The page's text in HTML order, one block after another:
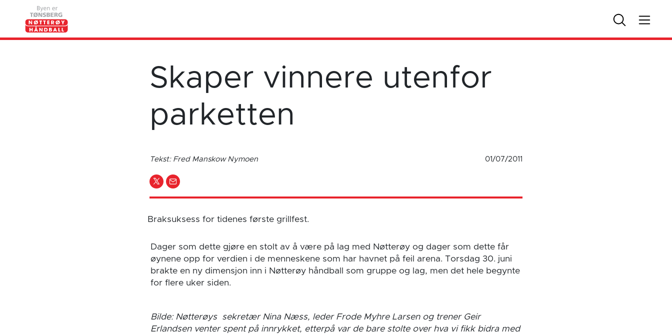
Skaper vinnere utenfor
parketten
Tekst: Fred Manskow Nymoen 01/07/2011
Braksuksess for tidenes første grillfest.
Dager som dette gjøre en stolt av å være på lag med Nøtterøy og dager som dette får
øynene opp for verdien i de menneskene som har havnet på feil arena. Torsdag 30. juni
brakte en ny dimensjon inn i Nøtterøy håndball som gruppe og lag, men det hele begynte
for flere uker siden.
Bilde: Nøtterøys sekretær Nina Næss, leder Frode Myhre Larsen og trener Geir
Erlandsen venter spent på innrykket, etterpå var de bare stolte over hva vi fikk bidra med